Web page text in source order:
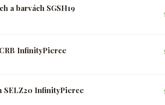
a barvách SGSH19
InfinityPierce
SELZ20 InfinityPierce